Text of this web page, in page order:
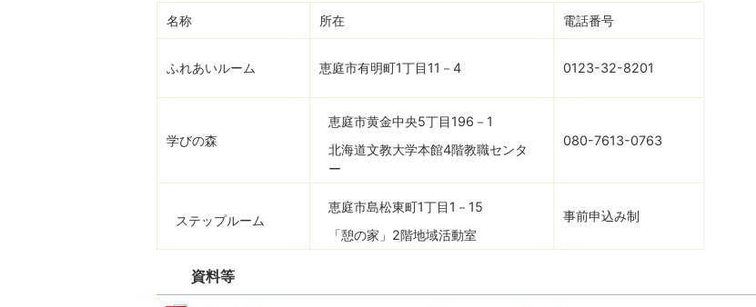
名称 所在 電話番号
ふれあいルーム 恵庭市有明町1丁目11－4 0123-32-8201
学びの森
恵庭市黄金中央5丁目196－1
北海道文教大学本館4階教職センタ
ー
080-7613-0763
ステップルーム
恵庭市島松東町1丁目1－15
「憩の家」2階地域活動室
事前申込み制
資料等